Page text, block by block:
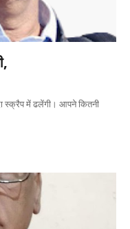
स्क्रैप में ढलेंगी। आपने कितनी